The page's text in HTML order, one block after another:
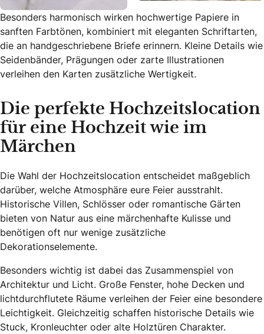
Besonders harmonisch wirken hochwertige Papiere in
sanften Farbtönen, kombiniert mit eleganten Schriftarten,
die an handgeschriebene Briefe erinnern. Kleine Details wie
Seidenbänder, Prägungen oder zarte Illustrationen
verleihen den Karten zusätzliche Wertigkeit.
Die perfekte Hochzeitslocation
für eine Hochzeit wie im
Märchen
Die Wahl der Hochzeitslocation entscheidet maßgeblich
darüber, welche Atmosphäre eure Feier ausstrahlt.
Historische Villen, Schlösser oder romantische Gärten
bieten von Natur aus eine märchenhafte Kulisse und
benötigen oft nur wenige zusätzliche
Dekorationselemente.
Besonders wichtig ist dabei das Zusammenspiel von
Architektur und Licht. Große Fenster, hohe Decken und
lichtdurchflutete Räume verleihen der Feier eine besondere
Leichtigkeit. Gleichzeitig schaffen historische Details wie
Stuck, Kronleuchter oder alte Holztüren Charakter.